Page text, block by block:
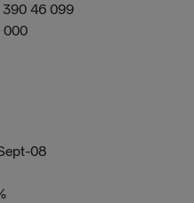
46 099
000
08